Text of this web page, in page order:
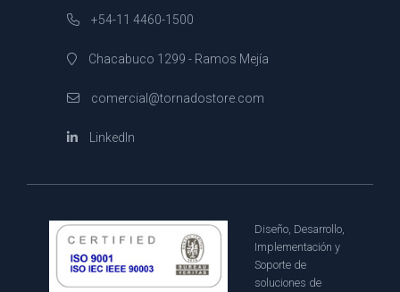
+54-11 4460-1500
Chacabuco 1299 - Ramos Mejía
comercial@tornadostore.com
LinkedIn
Diseño, Desarrollo,
Implementación y
Soporte de
soluciones de